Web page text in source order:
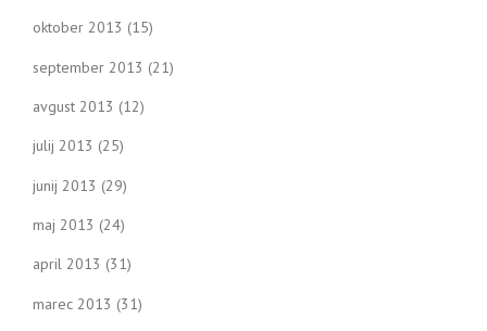
oktober 2013 (15)
september 2013 (21)
avgust 2013 (12)
julij 2013 (25)
junij 2013 (29)
maj 2013 (24)
april 2013 (31)
marec 2013 (31)